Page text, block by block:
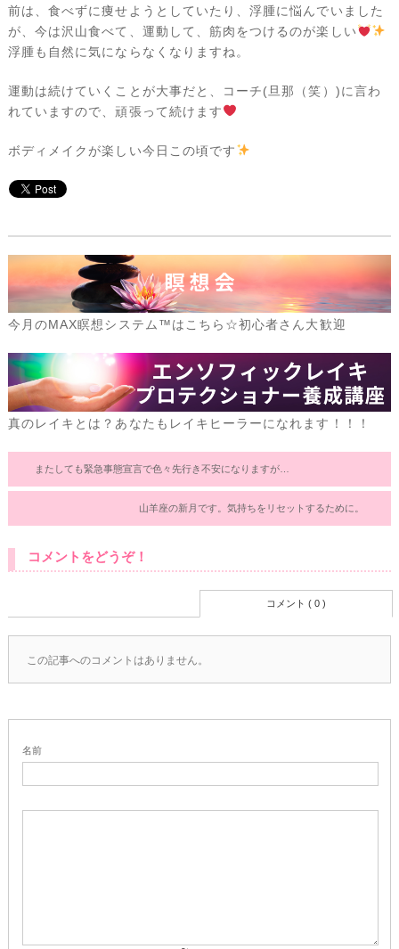
前は、食べずに痩せようとしていたり、浮腫に悩んでいました
が、今は沢山食べて、運動して、筋肉をつけるのが楽しい
浮腫も自然に気にならなくなりますね。
運動は続けていくことが大事だと、コーチ(旦那（笑）)に言わ
れていますので、頑張って続けます
ボディメイクが楽しい今日この頃です
今月のMAX瞑想システム™はこちら☆初心者さん大歓迎
真のレイキとは？あなたもレイキヒーラーになれます！！！
またしても緊急事態宣言で色々先行き不安になりますが…
山羊座の新月です。気持ちをリセットするために。
コメントをどうぞ！
コメント ( 0 )
この記事へのコメントはありません。
名前